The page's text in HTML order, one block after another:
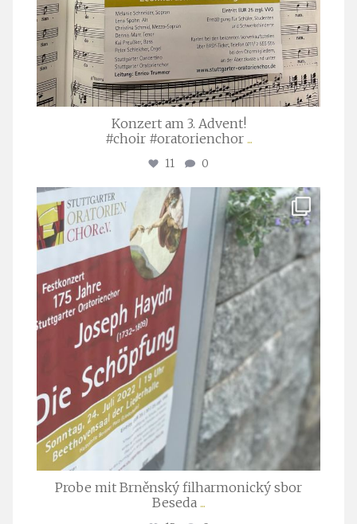
Konzert am 3. Advent!
#choir #oratorienchor ...
11 0
stuttgarter_oratorienchor
Juli 23
Probe mit Brněnský filharmonický sbor
Beseda ...